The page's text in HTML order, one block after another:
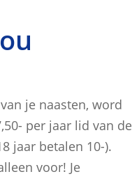
je naasten, word
per jaar lid van de
jaar betalen 10-).
voor! Je